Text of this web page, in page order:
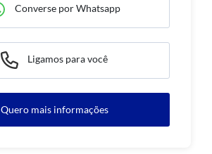
Converse por Whatsapp
Ligamos para você
Quero mais informações